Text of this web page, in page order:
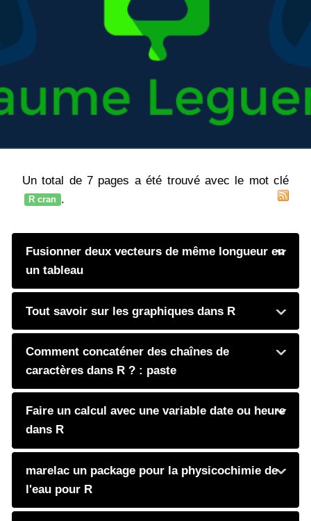
Un total de 7 pages a été trouvé avec le mot clé
R cran .
Fusionner deux vecteurs de même longueur en
un tableau
Tout savoir sur les graphiques dans R
Comment concaténer des chaînes de
caractères dans R ? : paste
Faire un calcul avec une variable date ou heure
dans R
marelac un package pour la physicochimie de
l'eau pour R